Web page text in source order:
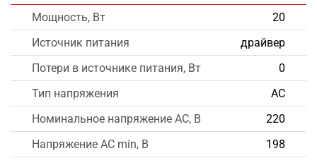
Мощность, Вт
20
Источник питания
драйвер
Потери в источнике питания, Вт
0
Тип напряжения
AC
Номинальное напряжение AC, В
220
Напряжение AC min, В
198